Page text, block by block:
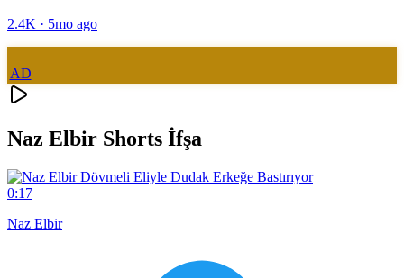
2.4K · 5mo ago
AD
Naz Elbir Shorts İfşa
0:17
Naz Elbir